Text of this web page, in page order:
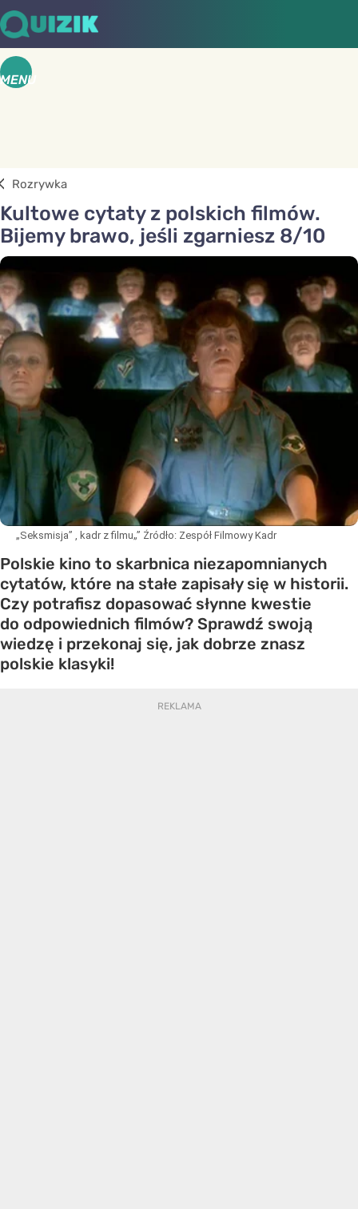
MENU
Rozrywka
Kultowe cytaty z polskich filmów.
Bijemy brawo, jeśli zgarniesz 8/10
„Seksmisja” , kadr z filmu„” Źródło: Zespół Filmowy Kadr
Polskie kino to skarbnica niezapomnianych
cytatów, które na stałe zapisały się w historii.
Czy potrafisz dopasować słynne kwestie
do odpowiednich filmów? Sprawdź swoją
wiedzę i przekonaj się, jak dobrze znasz
polskie klasyki!